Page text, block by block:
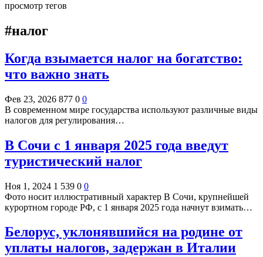
просмотр тегов
#налог
Когда взымается налог на богатство:
что важно знать
Фев 23, 2026 877 0 0
В современном мире государства используют различные виды
налогов для регулирования…
В Сочи с 1 января 2025 года введут
туристический налог
Ноя 1, 2024 1 539 0 0
Фото носит иллюстративный характер В Сочи, крупнейшей
курортном городе РФ, с 1 января 2025 года начнут взимать…
Белорус, уклонявшийся на родине от
уплаты налогов, задержан в Италии